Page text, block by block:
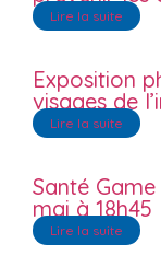
Lire la suite
Exposition
visages de
Lire la suite
Santé
mai à 18h45
Lire la suite